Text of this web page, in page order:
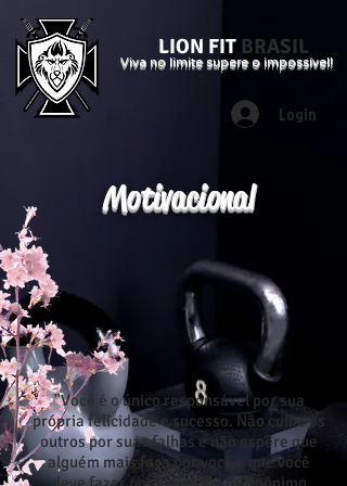
LION FIT BRASIL
Viva no limite supere o impossível!
Login
Motivacional
"Você é o único responsável por sua
própria felicidade e sucesso. Não culpe os
outros por suas falhas e não espere que
alguém mais faça por você o que você